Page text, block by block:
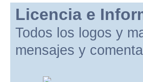
Licencia e
Todos los logos y
mensajes y